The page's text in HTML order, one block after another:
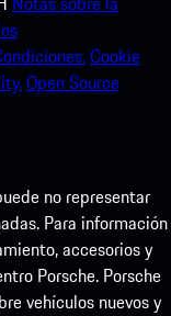
Cookie
Open Source
no representar
Para información
accesorios y
Porsche. Porsche
vehículos nuevos y